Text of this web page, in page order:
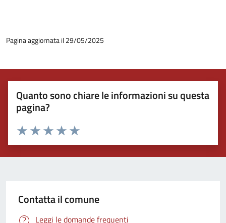
Pagina aggiornata il 29/05/2025
Quanto sono chiare le informazioni su questa
pagina?
Valuta 5 stelle su 5
Valuta 4 stelle su 5
Valuta 3 stelle su 5
Valuta 2 stelle su 5
Valuta 1 stelle su 5
Contatta il comune
Leggi le domande frequenti